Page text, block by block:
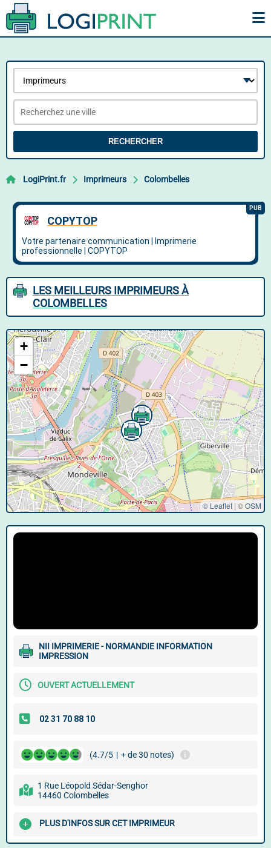
RECHERCHER
LogiPrint.fr Imprimeurs Colombelles
LES MEILLEURS IMPRIMEURS À
COLOMBELLES
+
−
© Leaflet | ©OSM
NII IMPRIMERIE - NORMANDIE INFORMATION
IMPRESSION
OUVERT ACTUELLEMENT
(4.7/5 | + de 30 notes)
1 Rue Léopold Sédar-Senghor
14460 Colombelles
PLUS D'INFOS SUR CET IMPRIMEUR